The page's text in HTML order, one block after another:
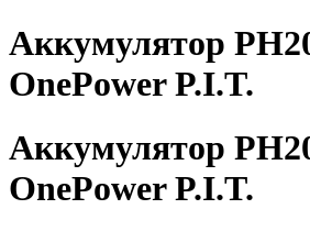
Аккумулятор
OnePower P.I.T.
Аккумулятор
OnePower P.I.T.